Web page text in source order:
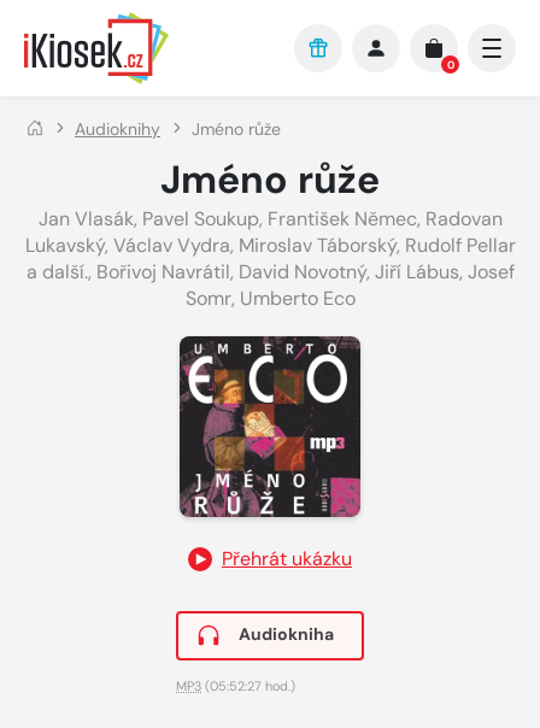
Přejít na hlavní obsah
0
Audioknihy Jméno růže
Jméno růže
Jan Vlasák, Pavel Soukup, František Němec, Radovan
Lukavský, Václav Vydra, Miroslav Táborský, Rudolf Pellar
a další., Bořivoj Navrátil, David Novotný, Jiří Lábus, Josef
Somr, Umberto Eco
Přehrát ukázku
Audiokniha
MP3 (05:52:27 hod.)